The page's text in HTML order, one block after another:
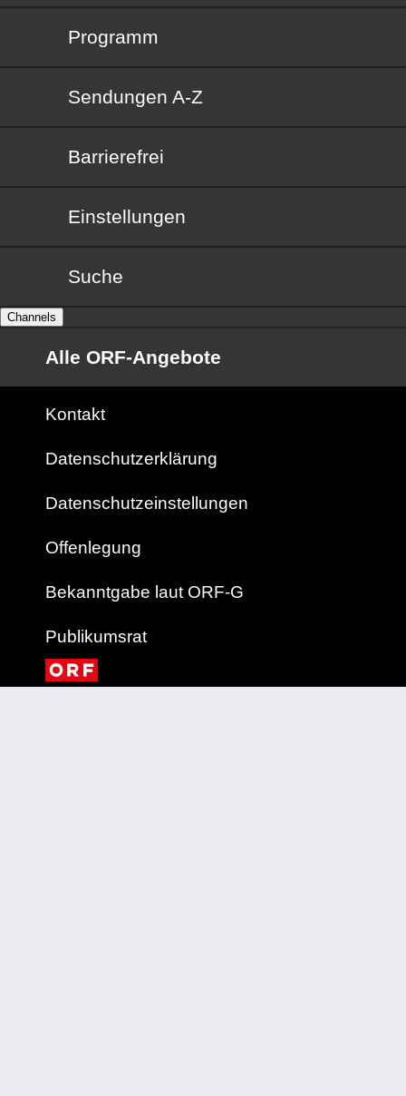
Programm
Sendungen von A bis Z
Sendungen A-Z
Barrierefrei
Barrierefrei
Einstellungen
Suche
Channels
Alle ORF-Angebote
Kontakt
Datenschutzerklärung
Datenschutzeinstellungen
Offenlegung
Bekanntgabe laut ORF-G
Publikumsrat